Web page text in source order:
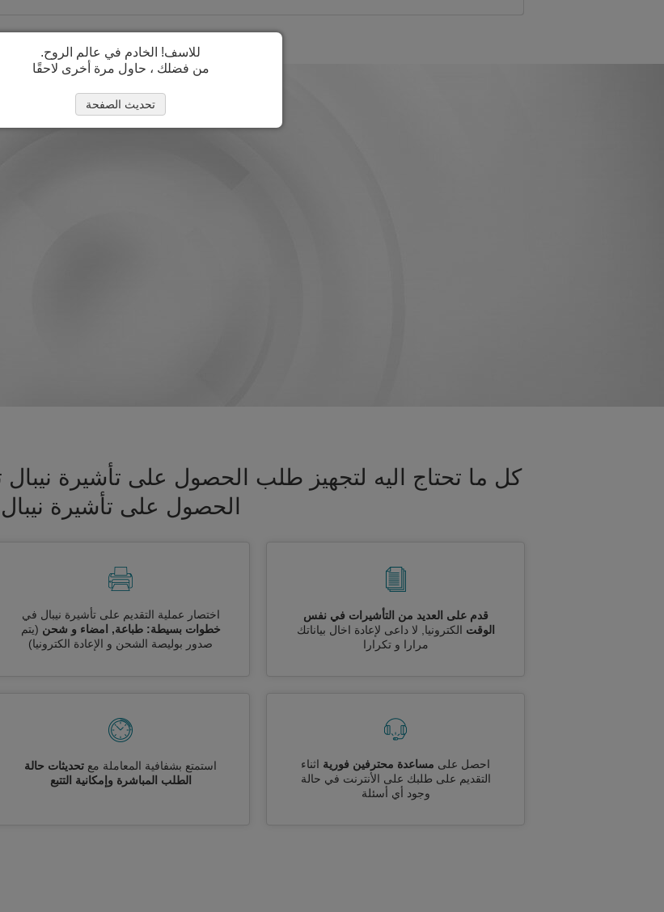
كل ما تحتاج اليه لتجهيز طلب الحصول على تأشيرة
الحصول على تأشيرة نيبال
قدم على العديد من التأشيرات في نفس
الوقت الكترونيا, لا داعى لإعادة اخال بياناتك
مرارا و تكرارا
اختصار عملية التقديم على تأشيرة نيبال في
خطوات بسيطة: طباعة, امضاء و شحن (يتم
صدور بوليصة الشحن و الإعادة الكترونيا)
احصل على مساعدة محترفين فورية اثناء
التقديم على طلبك على الأنترنت في حالة
وجود أي أسئلة
استمتع بشفافية المعاملة مع تحديثات حالة
الطلب المباشرة وإمكانية التتبع
للاسف! الخادم في عالم الروح.
من فضلك ، حاول مرة أخرى لاحقًا
تحديث الصفحة